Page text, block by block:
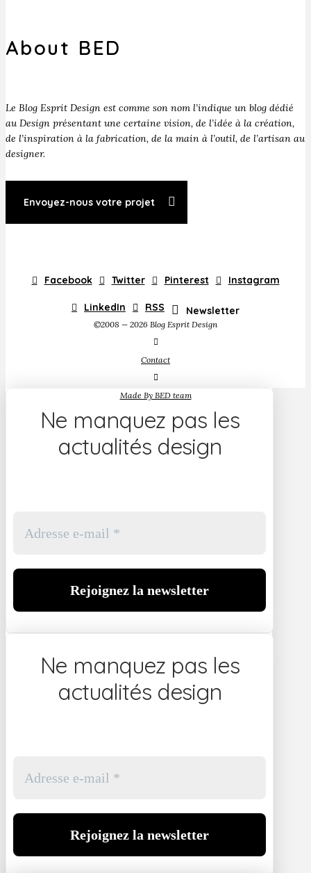
About BED
Le Blog Esprit Design est comme son nom l’indique un blog dédié
au Design présentant une certaine vision, de l’idée à la création,
de l’inspiration à la fabrication, de la main à l’outil, de l’artisan au
designer.
Envoyez-nous votre projet
Facebook Twitter Pinterest Instagram
LinkedIn RSS Newsletter
©2008 — 2026 Blog Esprit Design
Contact
Made By BED team
Ne manquez pas les
actualités design
Ne manquez pas les
actualités design